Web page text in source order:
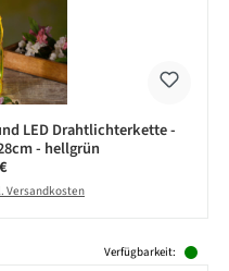
LED Drahtlichterkette -
- hellgrün
Preis:
Versandkosten
Verfügbarkeit: